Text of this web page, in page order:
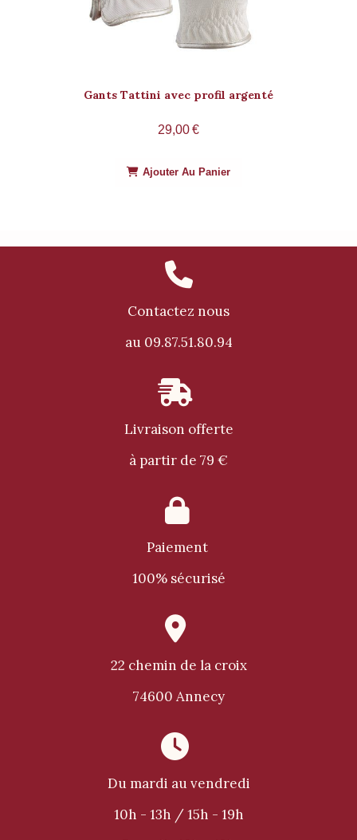
Gants Tattini avec profil argenté
29,00€
Ajouter Au Panier

Contactez nous
au 09.87.51.80.94

Livraison offerte
à partir de 79 €

Paiement
100% sécurisé

22 chemin de la croix
74600 Annecy

Du mardi au vendredi
10h - 13h / 15h - 19h